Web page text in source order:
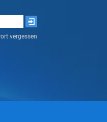
vergessen